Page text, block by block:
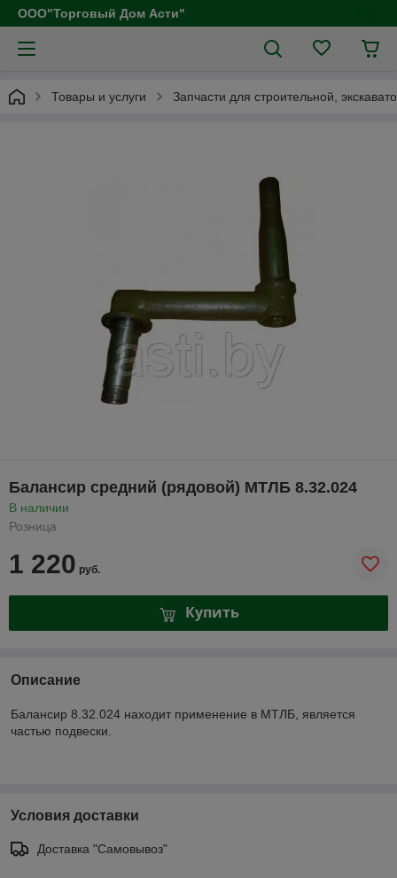
ООО"Торговый Дом Асти"
Товары и услуги Запчасти для строительной,
Балансир средний (рядовой) МТЛБ 8.32.024
В наличии
Розница
1 220 руб.
Купить
Описание
Балансир 8.32.024 находит применение в МТЛБ, является
частью подвески.
Условия доставки
Доставка "Самовывоз"